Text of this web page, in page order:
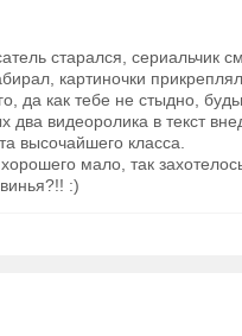
старался, сериальчик
картиночки
да как тебе не стыдно,
два видеоролика в текст
высочайшего класса.
мало, так
:)